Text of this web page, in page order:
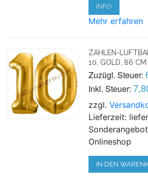
INFO
Mehr erfahren
ZAHLEN-
10, GOLD, 86 CM
Zuzügl. Steuer:
Inkl. Steuer:
zzgl.
Lieferzeit:
Onlineshop
IN DEN